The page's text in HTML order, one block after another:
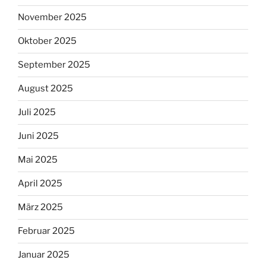
November 2025
Oktober 2025
September 2025
August 2025
Juli 2025
Juni 2025
Mai 2025
April 2025
März 2025
Februar 2025
Januar 2025